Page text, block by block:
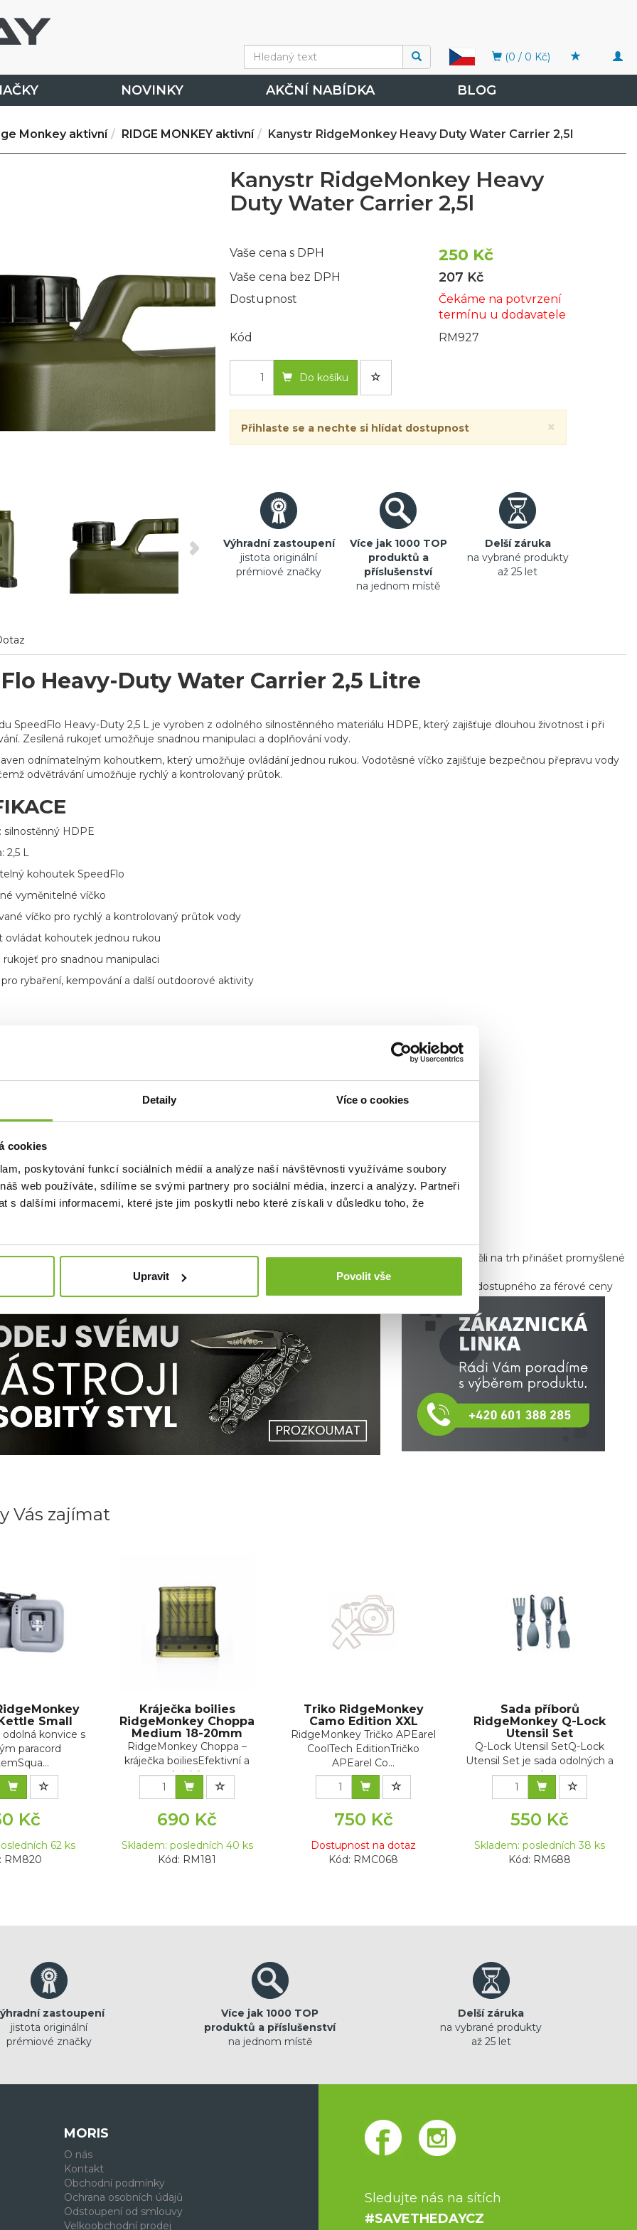
Detaily Více o cookies
cookies
poskytování funkcí sociálních médií a analýze naší návštěvnosti využíváme soubory
web používáte, sdílíme se svými partnery pro sociální média, inzerci a analýzy. Partneři
s dalšími informacemi, které jste jim poskytli nebo které získali v důsledku toho, že
Upravit Povolit vše
(0 / 0 Kč)
NOVINKY AKČNÍ NABÍDKA BLOG
Monkey aktivní RIDGE MONKEY aktivní Kanystr RidgeMonkey Heavy Duty Water Carrier 2,5l
Kanystr RidgeMonkey Heavy
Duty Water Carrier 2,5l
Vaše cena s DPH 250 Kč
Vaše cena bez DPH 207 Kč
Dostupnost
Čekáme na potvrzení
termínu u dodavatele
Kód
RM927
Do košíku
×
Přihlaste se a nechte si hlídat dostupnost
Výhradní zastoupení
jistota originální
prémiové značky
Více jak 1000 TOP
produktů a
příslušenství
na jednom místě
Delší záruka
na vybrané produkty
až 25 let
Heavy-Duty Water Carrier 2,5 Litre
SpeedFlo Heavy-Duty 2,5 L je vyroben z odolného silnostěnného materiálu HDPE, který zajišťuje dlouhou životnost i při
Zesílená rukojeť umožňuje snadnou manipulaci a doplňování vody.
odnímatelným kohoutkem, který umožňuje ovládání jednou rukou. Vodotěsné víčko zajišťuje bezpečnou přepravu vody
odvětrávání umožňuje rychlý a kontrolovaný průtok.
silnostěnný HDPE
2,5 L
kohoutek SpeedFlo
vyměnitelné víčko
víčko pro rychlý a kontrolovaný průtok vody
ovládat kohoutek jednou rukou
rukojeť pro snadnou manipulaci
rybaření, kempování a další outdoorové aktivity
RidgeMonkey
vznikla začátkem roku 2014jako skupina rybářů a milovníků outdooru, kteří chtěli na trh přinášet promyšlené
jež opravdu něco změní.
dlouhou cestu – z jednoho nápadu vyrostla v značku s širokou nabídkou kvalitního vybavení dostupného za férové ceny
Vás zajímat
Small
konvice s
paracord
Kč
62 ks
RM820
Kráječka boilies
RidgeMonkey Choppa
Medium 18-20mm
RidgeMonkey Choppa –
kráječka boiliesEfektivní a
praktický p...
690 Kč
Skladem: posledních 40 ks
Kód: RM181
Triko RidgeMonkey
Camo Edition XXL
RidgeMonkey Tričko APEarel
CoolTech EditionTričko
APEarel Co...
750 Kč
Dostupnost na dotaz
Kód: RMC068
Sada příborů
RidgeMonkey Q-Lock
Utensil Set
Q-Lock Utensil SetQ-Lock
Utensil Set je sada odolných a
prak...
550 Kč
Skladem: posledních 38 ks
Kód: RM688
zastoupení
jistota originální
prémiové značky
Více jak 1000 TOP
produktů a příslušenství
na jednom místě
Delší záruka
na vybrané produkty
až 25 let
MORIS
O nás
Kontakt
Obchodní podmínky
Ochrana osobních údajů
Odstoupení od smlouvy
Velkoobchodní prodej
Sledujte nás na sítích
#SAVETHEDAYCZ